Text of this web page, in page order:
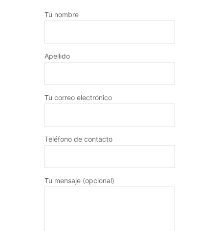
Tu nombre
Apellido
Tu correo electrónico
Teléfono de contacto
Tu mensaje (opcional)